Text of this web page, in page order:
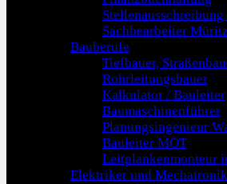
Sachbearbeiter
Bauberufe
Tiefbauer,
Rohrleitungsbauer
Kalkulator / Bauleiter
Baumaschinenführer
Planungsingenieur
Bauleiter MOT
Leitplankenmonteur
Elektriker und